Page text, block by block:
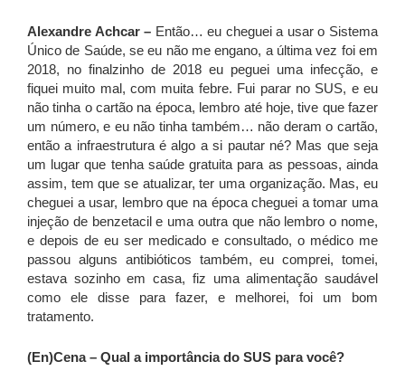
Alexandre Achcar – Então… eu cheguei a usar o Sistema
Único de Saúde, se eu não me engano, a última vez foi em
2018, no finalzinho de 2018 eu peguei uma infecção, e
fiquei muito mal, com muita febre. Fui parar no SUS, e eu
não tinha o cartão na época, lembro até hoje, tive que fazer
um número, e eu não tinha também… não deram o cartão,
então a infraestrutura é algo a si pautar né? Mas que seja
um lugar que tenha saúde gratuita para as pessoas, ainda
assim, tem que se atualizar, ter uma organização. Mas, eu
cheguei a usar, lembro que na época cheguei a tomar uma
injeção de benzetacil e uma outra que não lembro o nome,
e depois de eu ser medicado e consultado, o médico me
passou alguns antibióticos também, eu comprei, tomei,
estava sozinho em casa, fiz uma alimentação saudável
como ele disse para fazer, e melhorei, foi um bom
tratamento.
(En)Cena – Qual a importância do SUS para você?